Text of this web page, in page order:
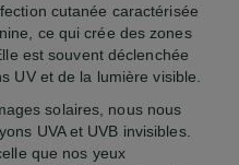
cutanée caractérisée
ce qui crée des zones
est souvent déclenchée
UV et de la lumière visible.
solaires, nous nous
UVA et UVB invisibles.
que nos yeux